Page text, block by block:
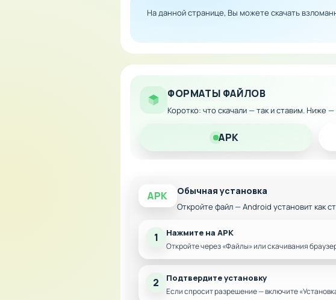
Полная свобода в
На данной странице, Вы можете скачать
ФОРМАТЫ ФАЙЛОВ
Коротко: что скачали — так и ставим. Ниже
APK
APK Обычная установка
Откройте файл — Android установит как
1 Нажмите на APK
Откройте через «Файлы» или скачивания
2 Подтвердите установку
Если спросит разрешение — включите